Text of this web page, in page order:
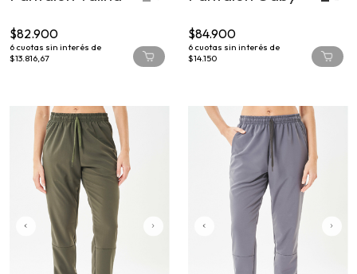
$82.900
6 cuotas sin interés de
$13.816,67
$84.900
6 cuotas sin interés de
$14.150